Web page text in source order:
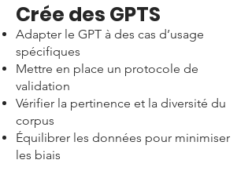
Crée des GPTS
Adapter le GPT à des cas d’usage
spécifiques
Mettre en place un protocole de
validation
Vérifier la pertinence et la diversité du
corpus
Équilibrer les données pour minimiser
les biais